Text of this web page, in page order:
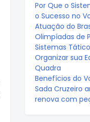
Por Que o
o Sucesso no
Atuação do
Olimpíadas de
Sistemas
Organizar sua
Quadra
Benefícios do
Sada Cruzeiro
renova com